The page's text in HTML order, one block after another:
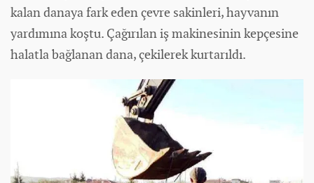
kalan danaya fark eden çevre sakinleri, hayvanın
yardımına koştu. Çağırılan iş makinesinin kepçesine
halatla bağlanan dana, çekilerek kurtarıldı.